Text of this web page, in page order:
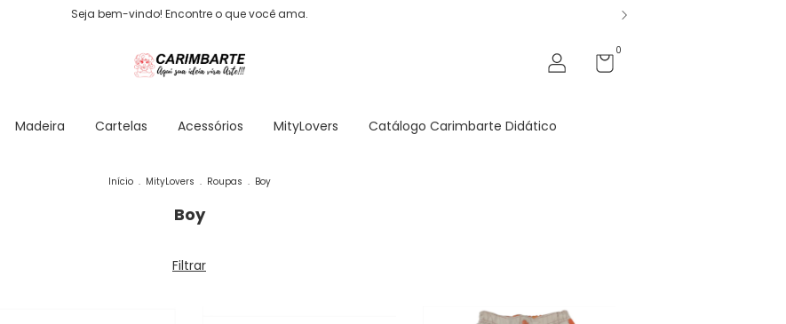
Seja bem-vindo! Encontre o que você ama.
0
Madeira Cartelas Acessórios MityLovers Catálogo Carimbarte Didático
Início . MityLovers . Roupas . Boy
Boy
Filtrar